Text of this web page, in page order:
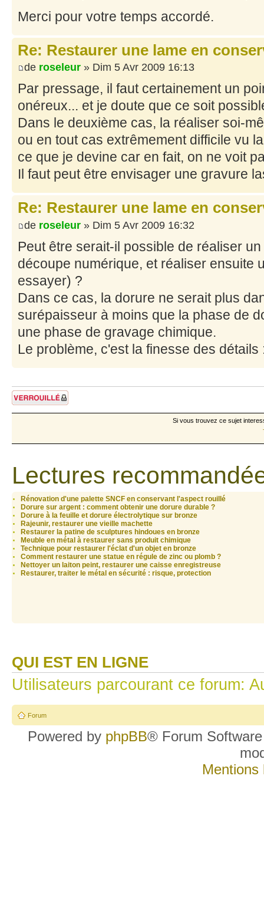
Merci pour votre temps accordé.
Re: Restaurer une lame en
de roseleur » Dim 5 Avr 2009 16:13
Par pressage, il faut certainement un
onéreux... et je doute que ce soit
Dans le deuxième cas, la réaliser soi-
ou en tout cas extrêmement difficile vu
ce que je devine car en fait, on ne voit
Il faut peut être envisager une gravure
Re: Restaurer une lame en
de roseleur » Dim 5 Avr 2009 16:32
Peut être serait-il possible de réaliser
découpe numérique, et réaliser ensuite
essayer) ?
Dans ce cas, la dorure ne serait plus
surépaisseur à moins que la phase de
une phase de gravage chimique.
Le problème, c'est la finesse des
Sujet verrouillé
Si vous trouvez ce sujet
Lectures
Rénovation d'une palette SNCF en conservant l'aspect rouillé
Dorure sur argent : comment obtenir une dorure durable ?
Dorure à la feuille et dorure électrolytique sur bronze
Rajeunir, restaurer une vieille machette
Restaurer la patine de sculptures hindoues en bronze
Meuble en métal à restaurer sans produit chimique
Technique pour restaurer l'éclat d'un objet en bronze
Comment restaurer une statue en régule de zinc ou plomb ?
Nettoyer un laiton peint, restaurer une caisse enregistreuse
Restaurer, traiter le métal en sécurité : risque, protection
QUI EST EN LIGNE
Utilisateurs parcourant ce forum:
Forum
Powered by phpBB® Forum
Mentions